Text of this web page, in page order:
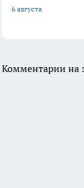
6 августа
Комментарии на